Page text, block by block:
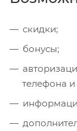
cкидки;
бонусы;
телефона